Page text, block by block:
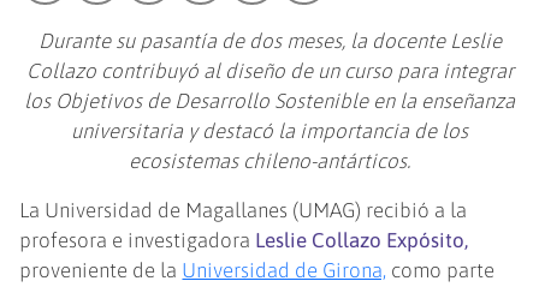
Durante su pasantía de dos meses, la docente Leslie
Collazo contribuyó al diseño de un curso para integrar
los Objetivos de Desarrollo Sostenible en la enseñanza
universitaria y destacó la importancia de los
ecosistemas chileno-antárticos.
La Universidad de Magallanes (UMAG) recibió a la
profesora e investigadora Leslie Collazo Expósito,
proveniente de la Universidad de Girona, como parte